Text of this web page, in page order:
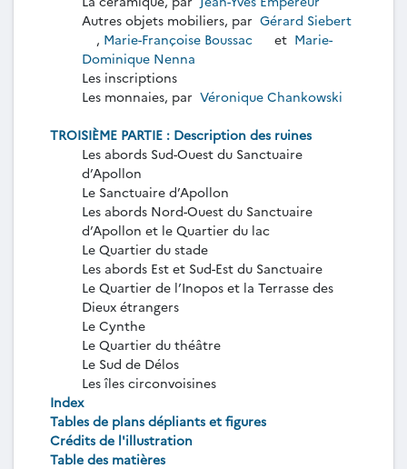
Autres objets mobiliers, par Gérard Siebert
, Marie-Françoise Boussac et Marie-
Dominique Nenna
Les inscriptions
Les monnaies, par Véronique Chankowski
TROISIÈME PARTIE : Description des ruines
Les abords Sud-Ouest du Sanctuaire
d’Apollon
Le Sanctuaire d’Apollon
Les abords Nord-Ouest du Sanctuaire
d’Apollon et le Quartier du lac
Le Quartier du stade
Les abords Est et Sud-Est du Sanctuaire
Le Quartier de l’Inopos et la Terrasse des
Dieux étrangers
Le Cynthe
Le Quartier du théâtre
Le Sud de Délos
Les îles circonvoisines
Index
Tables de plans dépliants et figures
Crédits de l'illustration
Table des matières